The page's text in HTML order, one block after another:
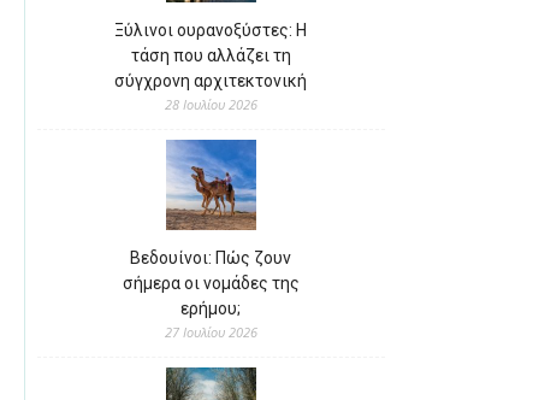
Ξύλινοι ουρανοξύστες: Η
τάση που αλλάζει τη
σύγχρονη αρχιτεκτονική
28 Ιουλίου 2026
Βεδουίνοι: Πώς ζουν
σήμερα οι νομάδες της
ερήμου;
27 Ιουλίου 2026